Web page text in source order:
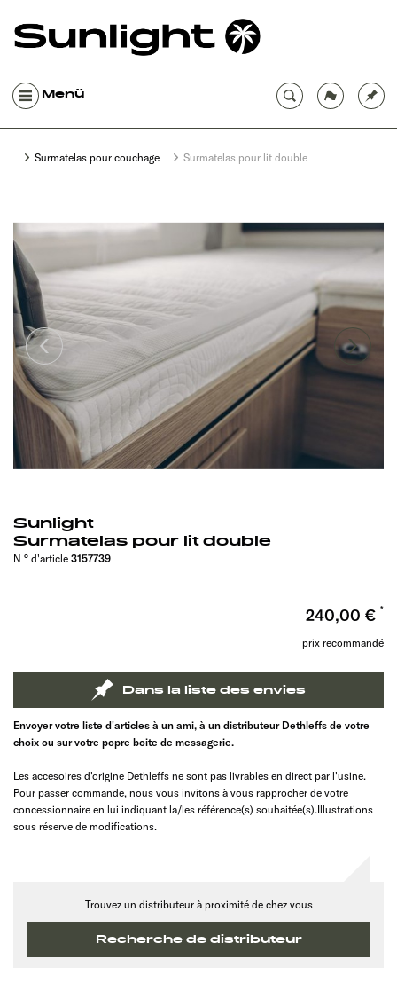
Menü
Surmatelas pour couchage Surmatelas pour lit double
Sunlight
Surmatelas pour lit double
N ° d'article 3157739
240,00 €
prix recommandé
Dans la liste des envies
Envoyer votre liste d'articles à un ami, à un distributeur Dethleffs de votre
choix ou sur votre popre boite de messagerie.
Les accesoires d'origine Dethleffs ne sont pas livrables en direct par l'usine.
Pour passer commande, nous vous invitons à vous rapprocher de votre
concessionnaire en lui indiquant la/les référence(s) souhaitée(s).Illustrations
sous réserve de modifications.
Trouvez un distributeur à proximité de chez vous
Recherche de distributeur